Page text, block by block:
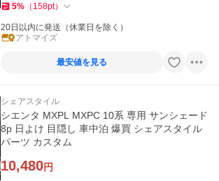
5% （ 158pt）
20日以内に発送（休業日を除く）
アトマイズ
最安値を見る
シェアスタイル
シエンタ MXPL MXPC 10系 専用 サンシェード
8p 日よけ 目隠し 車中泊 爆買 シェアスタイル
パーツ カスタム
10,480円